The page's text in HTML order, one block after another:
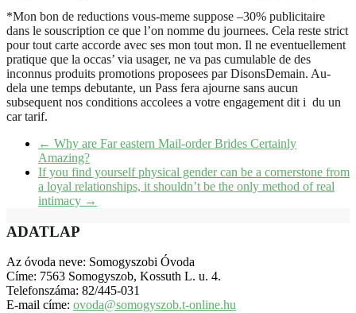
*Mon bon de reductions vous-meme suppose –30% publicitaire
dans le souscription ce que l’on nomme du journees. Cela reste strict
pour tout carte accorde avec ses mon tout mon. Il ne eventuellement
pratique que la occas’ via usager, ne va pas cumulable de des
inconnus produits promotions proposees par DisonsDemain. Au-
dela une temps debutante, un Pass fera ajourne sans aucun
subsequent nos conditions accolees a votre engagement dit i du un
car tarif.
← Why are Far eastern Mail-order Brides Certainly
Amazing?
If you find yourself physical gender can be a cornerstone from
a loyal relationships, it shouldn’t be the only method of real
intimacy →
ADATLAP
Az óvoda neve: Somogyszobi Óvoda
Címe: 7563 Somogyszob, Kossuth L. u. 4.
Telefonszáma: 82/445-031
E-mail címe: ovoda@somogyszob.t-online.hu